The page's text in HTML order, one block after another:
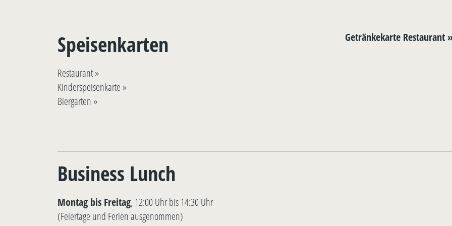
Speisenkarten
Restaurant »
Kinderspeisenkarte »
Biergarten »
Getränkekarte Restaurant
Business Lunch
Montag bis Freitag, 12:00 Uhr bis 14:30 Uhr
(Feiertage und Ferien ausgenommen)